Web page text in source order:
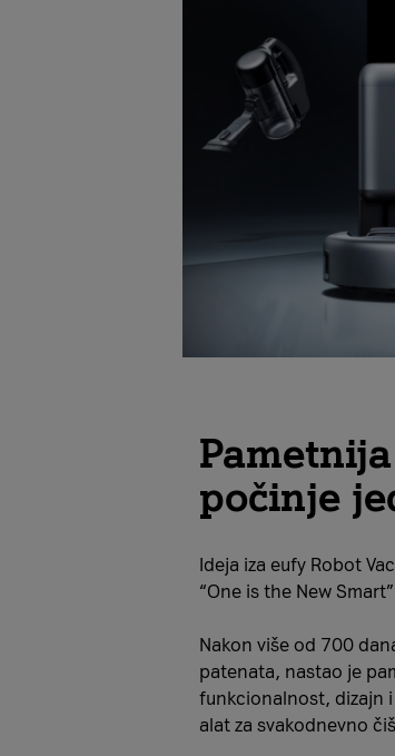
počinje
Ideja iza eufy Robot
“One is the New
Nakon više od 700
patenata, nastao je
funkcionalnost, dizajn
alat za svakodnevno